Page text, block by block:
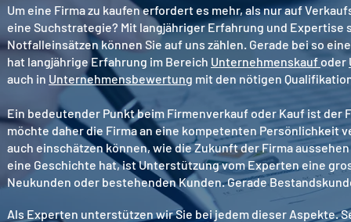
Um eine Firma zu kaufen erfordert es mehr, als nur auf
eine Suchstrategie? Mit langjähriger Erfahrung und
Notfalleinsätzen können Sie auf uns zählen. Gerade bei so
hat langjährige Erfahrung im Bereich Unternehmenskaufoder
auch in Unternehmensbewertung mit den nötigen
Ein bedeutender Punkt beim Firmenverkauf oder Kauf ist
möchte daher die Firma an eine kompetenten Persönlichkeit
auch einschätzen können, wie die Zukunft der Firma
eine Geschichte hat, ist Unterstützung vom Experten eine
Neukunden oder bestehenden Kunden. Gerade
Als Experten unterstützen wir Sie bei jedem dieser Aspekte.